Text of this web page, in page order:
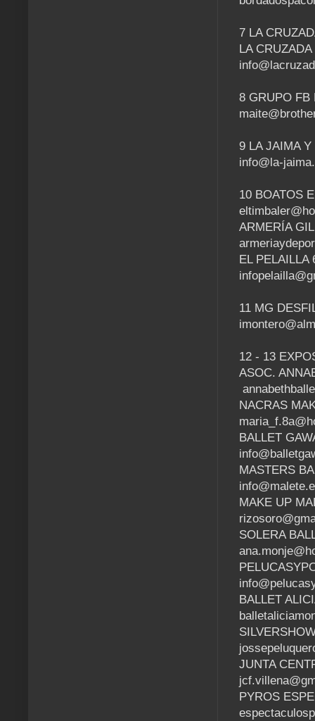
7 LA
LA
8 GRUPO FB
9 LA JAIMA
info@la-
10 BOATOS
ARMERÍA
EL PELAILLA
11 MG
12 - 13
ASOC.
NACRAS
BALLET
MASTERS
MAKE UP
SOLERA
BALLET
JUNTA
PYROS